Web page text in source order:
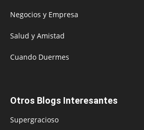
Negocios y Empresa
Salud y Amistad
Cuando Duermes
Otros Blogs Interesantes
Supergracioso